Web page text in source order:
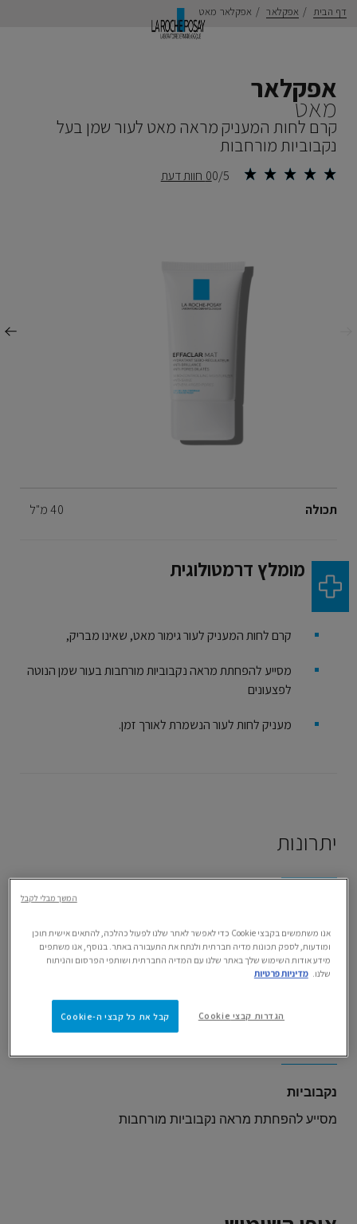
דף הבית אפקלאר אפקלאר מאט
אפקלאר
מאט
קרם לחות המעניק מראה מאט לעור שמן בעל
נקבוביות מורחבות
0/50 חוות דעת
תכולה Volume
40 מ"ל
מומלץ דרמטולוגית
קרם לחות המעניק לעור גימור מאט, שאינו מבריק,
מסייע להפחתת מראה נקבוביות מורחבות בעור שמן הנוטה
לפצעונים
מעניק לחות לעור הנשמרת לאורך זמן.
יתרונות
מרקם עמיד הנספג בקלות למראה מאט מתמשך.
מאזן את רמת הסבום (שומן) בעור
נקבוביות
מסייע להפחתת מראה נקבוביות מורחבות
אנו משתמשים בקבצי Cookie כדי לאפשר לאתר שלנו לפעול כהלכה, להתאים אישית תוכן
ומודעות, לספק תכונות מדיה חברתית ולנתח את התעבורה באתר. בנוסף, אנו משתפים
מידע אודות השימוש שלך באתר שלנו עם המדיה החברתית ושותפי הפרסום והניתוח
שלנו. מדיניות פרטיות
הגדרות קבצי Cookie קבל את כל קבצי ה-Cookie
המשך מבלי לקבל